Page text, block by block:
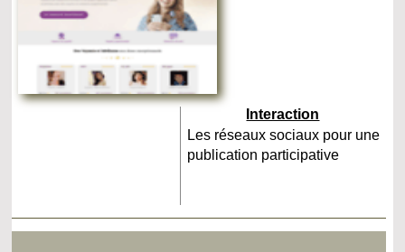
Interaction
Les réseaux sociaux pour une
publication participative